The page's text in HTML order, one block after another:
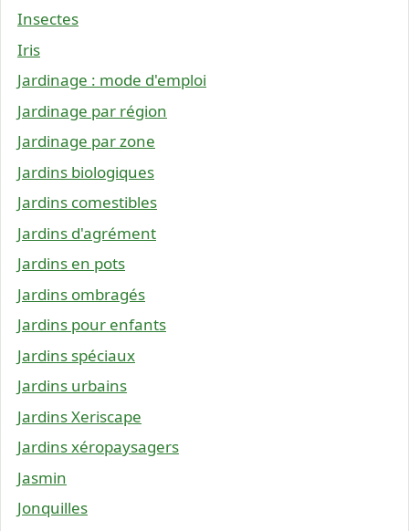
Insectes
Iris
Jardinage : mode d'emploi
Jardinage par région
Jardinage par zone
Jardins biologiques
Jardins comestibles
Jardins d'agrément
Jardins en pots
Jardins ombragés
Jardins pour enfants
Jardins spéciaux
Jardins urbains
Jardins Xeriscape
Jardins xéropaysagers
Jasmin
Jonquilles